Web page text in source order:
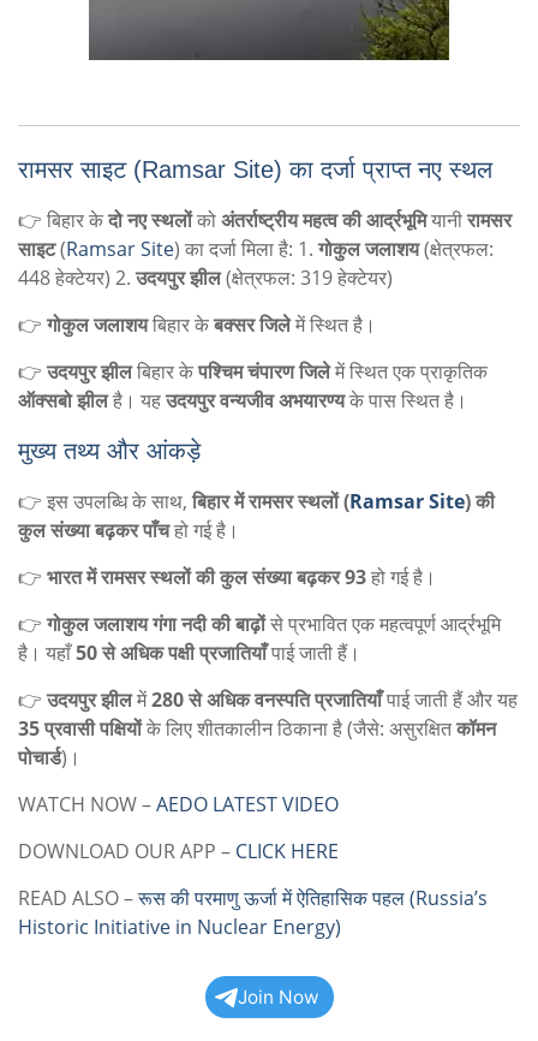
रामसर साइट (Ramsar Site) का दर्जा प्राप्त नए स्थल
👉 बिहार केदो नए स्थलोंकोअंतर्राष्ट्रीय महत्व की आर्द्रभूमियानीरामसर
साइट(Ramsar Site) का दर्जा मिला है: 1.गोकुल जलाशय(क्षेत्रफल:
448हेक्टेयर) 2.उदयपुर झील(क्षेत्रफल: 319हेक्टेयर)
👉गोकुल जलाशयबिहार केबक्सर जिलेमें स्थित है।
👉उदयपुर झीलबिहार केपश्चिम चंपारण जिलेमें स्थित एक प्राकृतिक
ऑक्सबो झीलहै। यहउदयपुर वन्यजीव अभयारण्यके पास स्थित है।
मुख्य तथ्य और आंकड़े
👉 इस उपलब्धि के साथ,बिहार में रामसर स्थलों (Ramsar Site) की
कुल संख्या बढ़कर पाँचहो गई है।
👉 भारत में रामसर स्थलों की कुल संख्या बढ़कर93हो गई है।
👉गोकुल जलाशयगंगा नदी की बाढ़ोंसे प्रभावित एक महत्वपूर्ण आर्द्रभूमि
है। यहाँ50से अधिक पक्षी प्रजातियाँपाई जाती हैं।
👉उदयपुर झीलमें280से अधिक वनस्पति प्रजातियाँपाई जाती हैं और यह
35प्रवासी पक्षियोंके लिए शीतकालीन ठिकाना है (जैसे: असुरक्षितकॉमन
पोचार्ड)।
WATCH NOW –AEDO LATEST VIDEO
DOWNLOAD OUR APP – CLICK HERE
READ ALSO –रूस की परमाणु ऊर्जा में ऐतिहासिक पहल (Russia’s
Historic Initiative in Nuclear Energy)
Join Now